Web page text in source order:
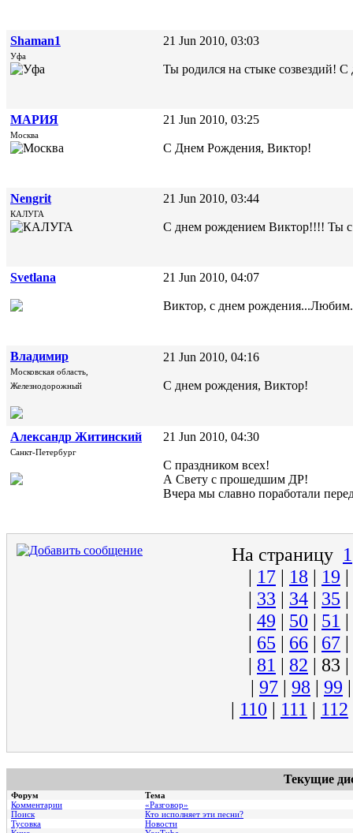
Shaman1
Уфа
21 Jun 2010, 03:03
Ты родился на стыке созвездий!
МАРИЯ
Москва
21 Jun 2010, 03:25
С Днем Рождения, Виктор!
Nengrit
КАЛУГА
21 Jun 2010, 03:44
С днем рождением Виктор!!!! Ты с
Svetlana 21 Jun 2010, 04:07
Виктор, с днем
Владимир
Московская область,
Железнодорожный
21 Jun 2010, 04:16
С днем рождения, Виктор!
Александр Житинский
Санкт-Петербург
21 Jun 2010, 04:30
С праздником всех!
А Свету с прошедшим ДР!
Вчера мы славно поработали
На страницу 1
| 17 | 18 | 19 |
| 33 | 34 | 35 |
| 49 | 50 | 51 |
| 65 | 66 | 67 |
| 81 | 82 | 83 |
| 97 | 98 | 99
| 110 | 111 | 112
Текущие
Форум
Тема
Комментарии
«Разговор»
Поиск
Кто исполняет эти песни?
Тусовка
Новости